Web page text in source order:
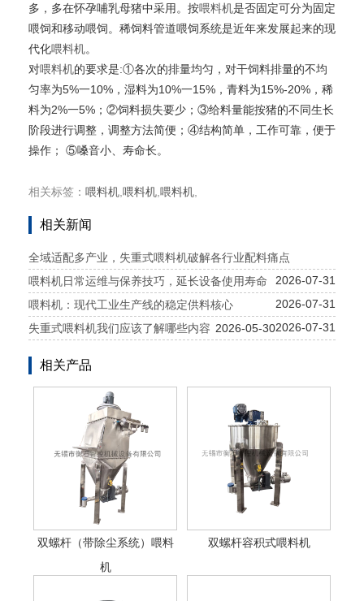
多，多在怀孕哺乳母猪中采用。按喂料机是否固定可分为固定
喂饲和移动喂饲。稀饲料管道喂饲系统是近年来发展起来的现
代化喂料机。
对喂料机的要求是:①各次的排量均匀，对干饲料排量的不均
匀率为5%一10%，湿料为10%一15%，青料为15%-20%，稀
料为2%一5%；②饲料损失要少；③给料量能按猪的不同生长
阶段进行调整，调整方法简便；④结构简单，工作可靠，便于
操作； ⑤嗓音小、寿命长。
相关标签： 喂料机 喂料机 喂料机
相关新闻
全域适配多产业，失重式喂料机破解各行业配料痛点
2026-07-31
喂料机日常运维与保养技巧，延长设备使用寿命
2026-07-31
喂料机：现代工业生产线的稳定供料核心
2026-07-31
失重式喂料机我们应该了解哪些内容 2026-05-30
相关产品
双螺杆（带除尘系统）喂料
机
双螺杆容积式喂料机